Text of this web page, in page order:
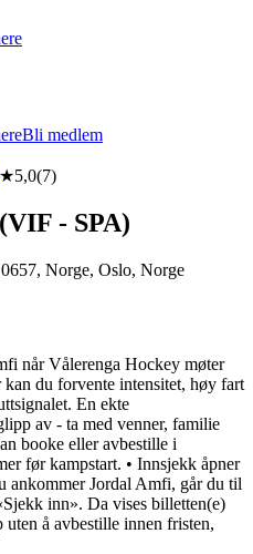
Bli medlem
★5,0(7)
- SPA)
Norge, Oslo, Norge
når Vålerenga Hockey møter
du forvente intensitet, høy fart
En ekte
av - ta med venner, familie
booke eller avbestille i
før kampstart. • Innsjekk åpner
ankommer Jordal Amfi, går du til
inn». Da vises billetten(e)
å avbestille innen fristen,